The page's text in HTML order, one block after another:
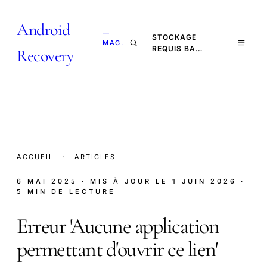
Android
Recovery
—
MAG.
STOCKAGE
REQUIS BA…
ACCUEIL · ARTICLES
6 MAI 2025 · MIS À JOUR LE 1 JUIN 2026
·
5 MIN DE LECTURE
Erreur 'Aucune application
permettant d'ouvrir ce lien'